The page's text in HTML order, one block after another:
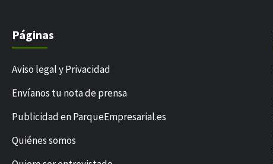
Páginas
Aviso legal y Privacidad
Envíanos tu nota de prensa
Publicidad en ParqueEmpresarial.es
Quiénes somos